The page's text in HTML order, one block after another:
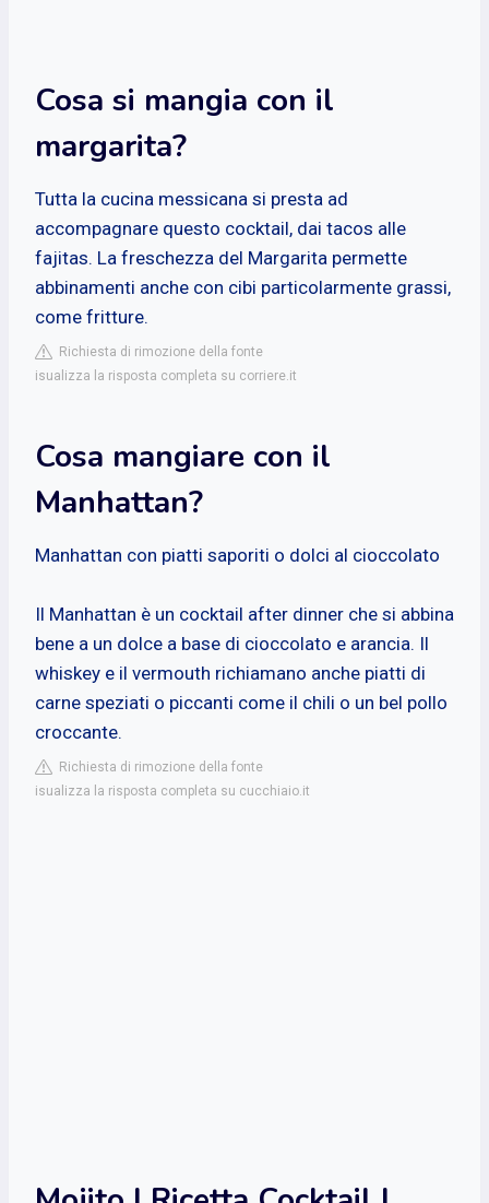
Cosa si mangia con il
margarita?
Tutta la cucina messicana si presta ad
accompagnare questo cocktail, dai tacos alle
fajitas. La freschezza del Margarita permette
abbinamenti anche con cibi particolarmente grassi,
come fritture.
Richiesta di rimozione della fonte
isualizza la risposta completa su corriere.it
Cosa mangiare con il
Manhattan?
Manhattan con piatti saporiti o dolci al cioccolato
Il Manhattan è un cocktail after dinner che si abbina
bene a un dolce a base di cioccolato e arancia. Il
whiskey e il vermouth richiamano anche piatti di
carne speziati o piccanti come il chili o un bel pollo
croccante.
Richiesta di rimozione della fonte
isualizza la risposta completa su cucchiaio.it